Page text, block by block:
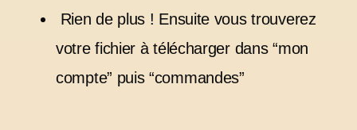
Rien de plus ! Ensuite vous trouverez
votre fichier à télécharger dans “mon
compte” puis “commandes”